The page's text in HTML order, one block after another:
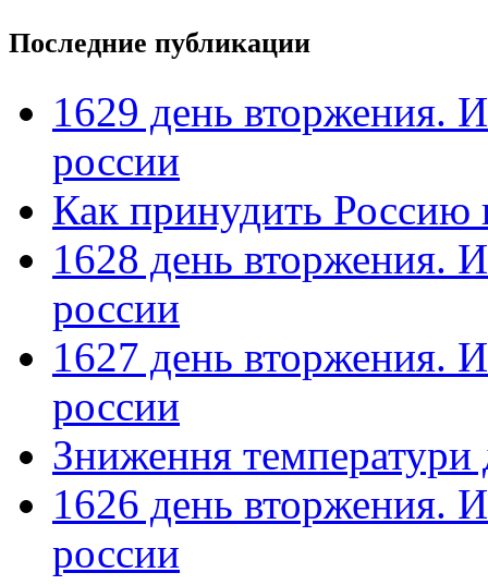
Последние публикации
1629 день вторжения.
россии
Как принудить Россию
1628 день вторжения.
россии
1627 день вторжения.
россии
Зниження температури
1626 день вторжения.
россии